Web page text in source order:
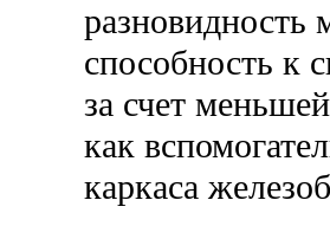
разновидность
способность к
за счет
как
каркаса